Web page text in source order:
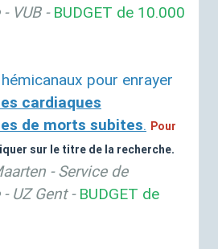
- VUB- BUDGET de 10.000
pour enrayer
cardiaques
de morts subites. Pour
sur le titre de la recherche.
- Service de
- UZGent- BUDGET de